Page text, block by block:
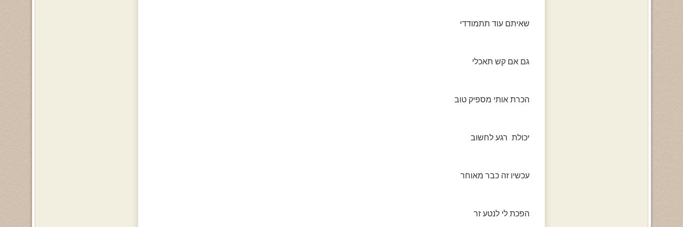
שאיתם עוד תתמודדי
גם אם קש תאכלי
הכרת אותי מספיק טוב
יכולת רגע לחשוב
עכשיו זה כבר מאוחר
הפכת לי לנטע זר